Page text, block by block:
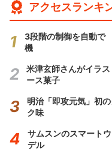
アクセスランキ
3段階の制御を自動で
機
米津玄師さんがイラ
ース菓子
明治「即攻元気」初
ク味
サムスンのスマート
デル